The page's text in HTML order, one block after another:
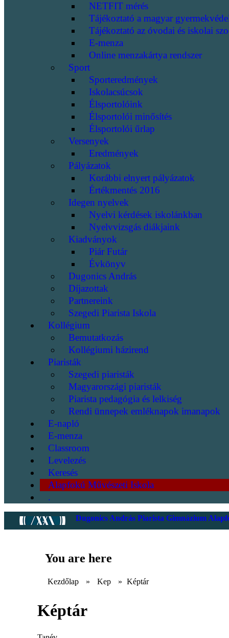
NETFIT mérés
Tájékoztató a magyar
Tájékoztató az óvodai és iskolai
E-menza
Online menzakártya rendszer
Sport
Sporteredmények
Iskolacsúcsok
Élsportolóink
Élsportolói minősítés
Élsportolói űrlap
Versenyek
Eredmények
Pályázatok
Korábbi elnyert pályázatok
Értékmentés 2016
Idegen nyelvek
Nyelvi kérdések iskolánkban
Nyelvvizsgás diákjaink
Kiadványok
Piár Futár
Évkönyv
Dugonics András
Díjazottak
Partnereink
Szegedi Piarista Iskola
Kollégium
Bemutatkozás
Kollégiumi házirend
Piaristák
Szegedi piaristák
Magyarországi piaristák
Piarista pedagógia és lelkiség
Rendi ünnepek emléknapok imanapok
E-napló
E-menza
Classroom
Levelezés
Keresés
Alapfokú Művészeti Iskola
.
Dugonics András Piarista Gimnázium
You are here
Kezdőlap » Kep » Képtár
Képtár